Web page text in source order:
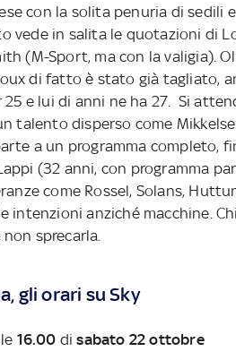
con la solita penuria di sedili
vede in salita le quotazioni di
(M-Sport, ma con la valigia).
di fatto è stato già tagliato,
e lui di anni ne ha 27. Si
talento disperso come
a un programma completo,
(32 anni, con programma
come Rossel, Solans,
intenzioni anziché macchine.
sprecarla.
gli orari su Sky
16.00 disabato 22 ottobre